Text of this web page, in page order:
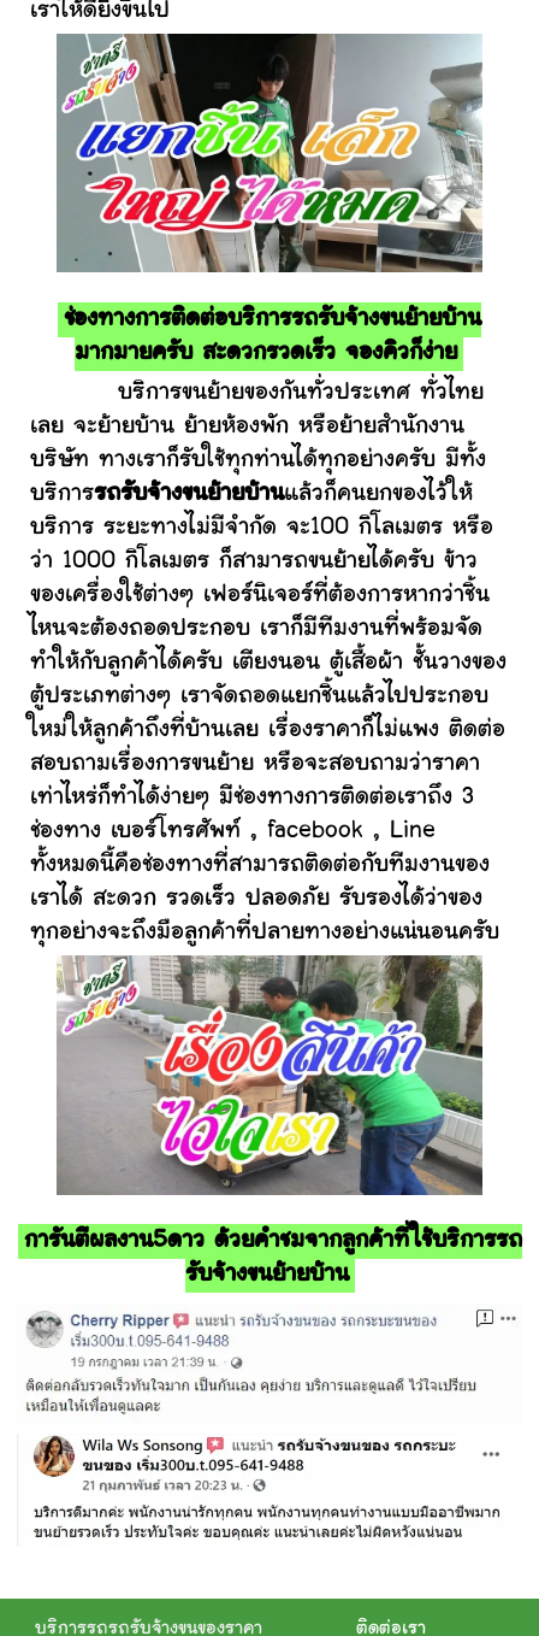
เราให้ดียิ่งขึ้นไป
ช่องทางการติดต่อบริการรถรับจ้างขนย้ายบ้าน
มากมายครับ สะดวกรวดเร็ว จองคิวก็ง่าย
บริการขนย้ายของกันทั่วประเทศ ทั่วไทย
เลย จะย้ายบ้าน ย้ายห้องพัก หรือย้ายสำนักงาน
บริษัท ทางเราก็รับใช้ทุกท่านได้ทุกอย่างครับ มีทั้ง
บริการรถรับจ้างขนย้ายบ้านแล้วก็คนยกของไว้ให้
บริการ ระยะทางไม่มีจำกัด จะ100 กิโลเมตร หรือ
ว่า 1000 กิโลเมตร ก็สามารถขนย้ายได้ครับ ข้าว
ของเครื่องใช้ต่างๆ เฟอร์นิเจอร์ที่ต้องการหากว่าชิ้น
ไหนจะต้องถอดประกอบ เราก็มีทีมงานที่พร้อมจัด
ทำให้กับลูกค้าได้ครับ เตียงนอน ตู้เสื้อผ้า ชั้นวางของ
ตู้ประเภทต่างๆ เราจัดถอดแยกชิ้นแล้วไปประกอบ
ใหม่ให้ลูกค้าถึงที่บ้านเลย เรื่องราคาก็ไม่แพง ติดต่อ
สอบถามเรื่องการขนย้าย หรือจะสอบถามว่าราคา
เท่าไหร่ก็ทำได้ง่ายๆ มีช่องทางการติดต่อเราถึง 3
ช่องทาง เบอร์โทรศัพท์ , facebook , Line
ทั้งหมดนี้คือช่องทางที่สามารถติดต่อกับทีมงานของ
เราได้ สะดวก รวดเร็ว ปลอดภัย รับรองได้ว่าของ
ทุกอย่างจะถึงมือลูกค้าที่ปลายทางอย่างแน่นอนครับ
การันตีผลงาน5ดาว ด้วยคำชมจากลูกค้าที่ใช้บริการรถ
รับจ้างขนย้ายบ้าน
บริการรถรถรับจ้างขนของราคา ติดต่อเรา